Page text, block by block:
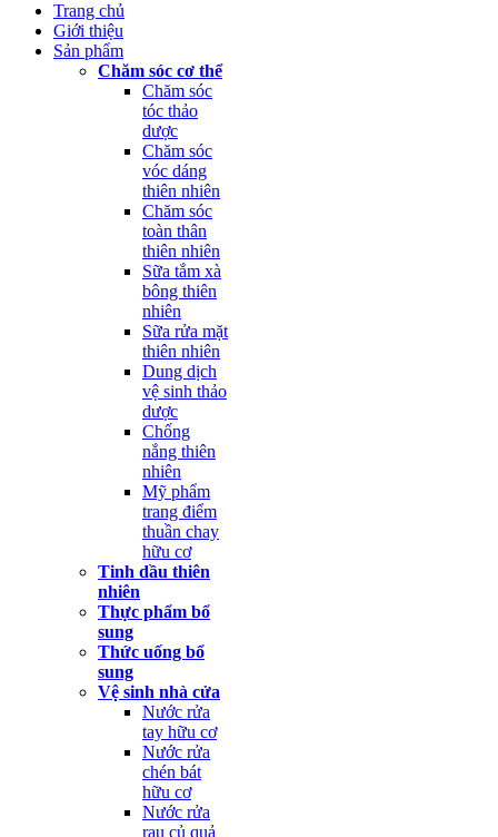
Trang chủ
Giới thiệu
Sản phẩm
Chăm sóc cơ thể
Chăm sóc
tóc thảo
dược
Chăm sóc
vóc dáng
thiên nhiên
Chăm sóc
toàn thân
thiên nhiên
Sữa tắm xà
bông thiên
nhiên
Sữa rửa mặt
thiên nhiên
Dung dịch
vệ sinh thảo
dược
Chống
nắng thiên
nhiên
Mỹ phẩm
trang điểm
thuần chay
hữu cơ
Tinh dầu thiên
nhiên
Thực phẩm bổ
sung
Thức uống bổ
sung
Vệ sinh nhà cửa
Nước rửa
tay hữu cơ
Nước rửa
chén bát
hữu cơ
Nước rửa
rau củ quả